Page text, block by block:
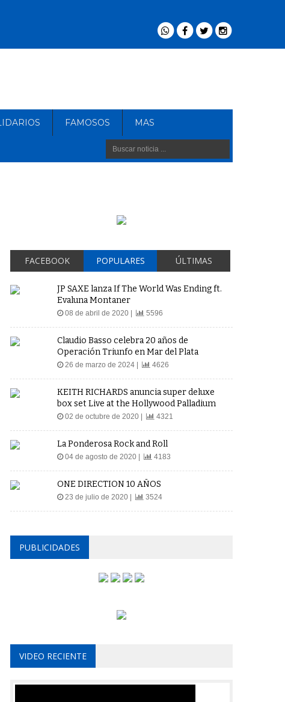
FAMOSOS MAS
FACEBOOK POPULARES ÚLTIMAS
JP SAXE lanza If The World Was Ending ft.
Evaluna Montaner
08 de abril de 2020 | 5596
Claudio Basso celebra 20 años de
Operación Triunfo en Mar del Plata
26 de marzo de 2024 | 4626
KEITH RICHARDS anuncia super deluxe
box set Live at the Hollywood Palladium
02 de octubre de 2020 | 4321
La Ponderosa Rock and Roll
04 de agosto de 2020 | 4183
ONE DIRECTION 10 AÑOS
23 de julio de 2020 | 3524
PUBLICIDADES
VIDEO RECIENTE